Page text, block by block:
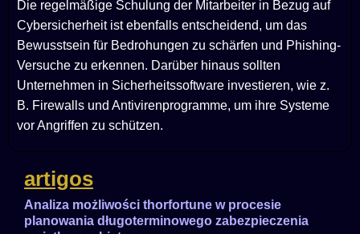
Die regelmäßige Schulung der Mitarbeiter in Bezug auf
Cybersicherheit ist ebenfalls entscheidend, um das
Bewusstsein für Bedrohungen zu schärfen und Phishing-
Versuche zu erkennen. Darüber hinaus sollten
Unternehmen in Sicherheitssoftware investieren, wie z.
B. Firewalls und Antivirenprogramme, um ihre Systeme
vor Angriffen zu schützen.
artigos
Analiza możliwości thorfortune w procesie
planowania długoterminowego zabezpieczenia